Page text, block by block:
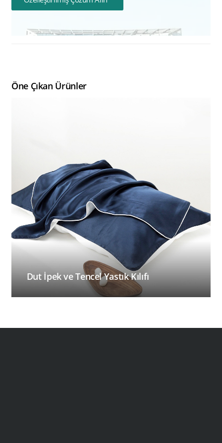
Öne Çıkan Ürünler
Dut İpek ve Tencel Yastık Kılıfı